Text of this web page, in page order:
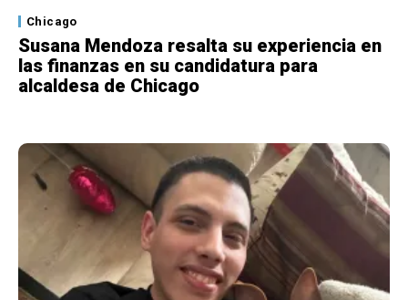
Chicago
Susana Mendoza resalta su experiencia en
las finanzas en su candidatura para
alcaldesa de Chicago